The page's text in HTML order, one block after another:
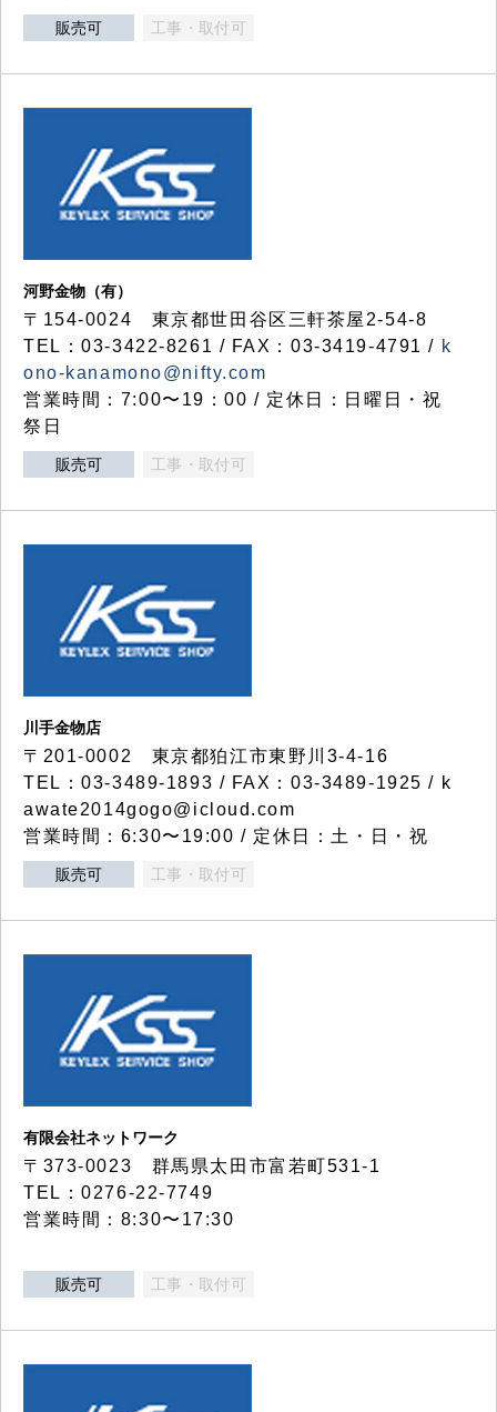
販売可 工事・取付可
河野金物（有）
〒154-0024 東京都世田谷区三軒茶屋2-54-8
TEL：03-3422-8261 / FAX：03-3419-4791 / k
ono-kanamono@nifty.com
営業時間：7:00〜19：00 / 定休日：日曜日・祝
祭日
販売可 工事・取付可
川手金物店
〒201-0002 東京都狛江市東野川3-4-16
TEL：03-3489-1893 / FAX：03-3489-1925 / k
awate2014gogo@icloud.com
営業時間：6:30〜19:00 / 定休日：土・日・祝
販売可 工事・取付可
有限会社ネットワーク
〒373-0023 群馬県太田市富若町531-1
TEL：0276-22-7749
営業時間：8:30〜17:30
販売可 工事・取付可